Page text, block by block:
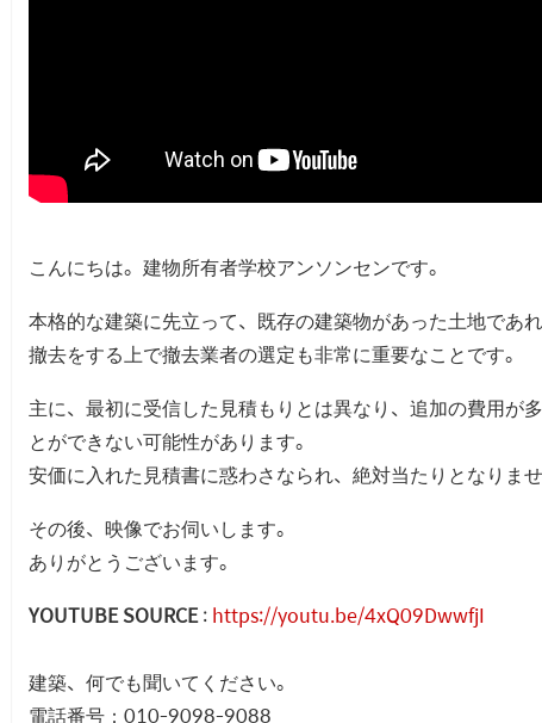
こんにちは。建物所有者学校アンソンセンです。
本格的な建築に先立って、既存の建築物があった土地であ
撤去をする上で撤去業者の選定も非常に重要なことです。
主に、最初に受信した見積もりとは異なり、追加の費用が
とができない可能性があります。
安価に入れた見積書に惑わさなられ、絶対当たりとなりませ
その後、映像でお伺いします。
ありがとうございます。
YOUTUBE SOURCE: https://youtu.be/4xQ09DwwfjI
建築、何でも聞いてください。
電話番号：010-9098-9088